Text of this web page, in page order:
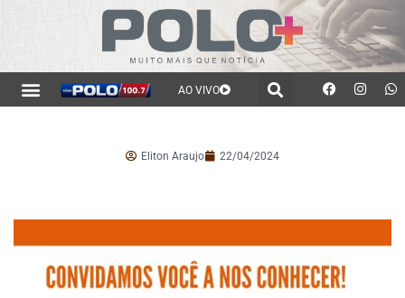
AO VIVO
Eliton Araujo 22/04/2024